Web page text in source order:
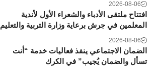
2026-08-06
افتتاح ملتقى الأدباء والشعراء الأول لأندية
المعلمين في جرش برعاية وزارة التربية والتعليم
2026-08-06
الضمان الاجتماعي ينفذ فعاليات خدمة “أنت
تسأل والضمان يُجيب” في الكرك